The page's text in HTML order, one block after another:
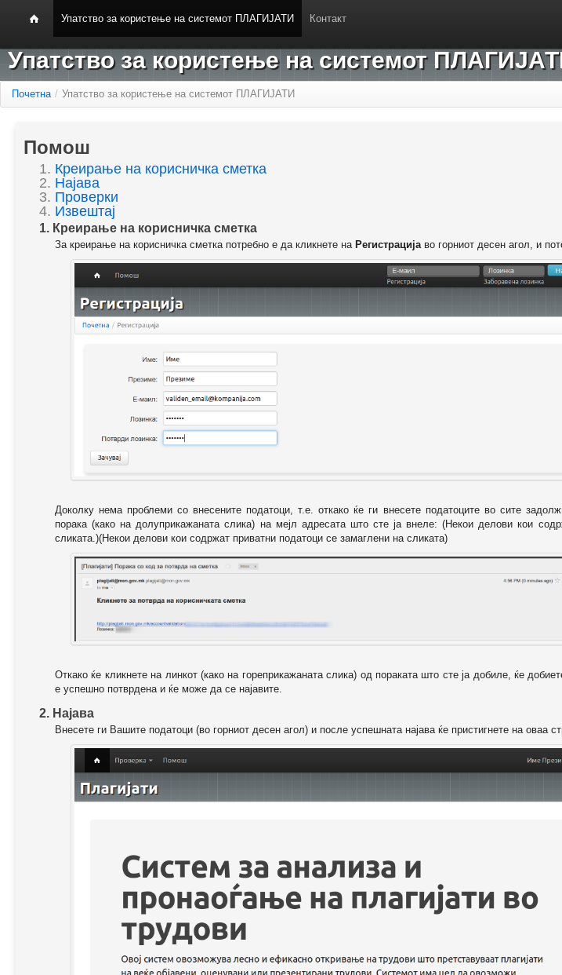
Упатство за користење на системот ПЛАГИЈАТИ Контакт
Упатство за користење на системот
Почетна / Упатство за користење на системот ПЛАГИЈАТИ
Помош
1. Креирање на корисничка сметка
2. Најава
3. Проверки
4. Извештај
1. Креирање на корисничка сметка
За креирање на корисничка сметка потребно е да кликнете на Регистрацијаво горниот десен агол, и
Доколку нема проблеми со внесените податоци, т.е. откако ќе ги внесете податоците во сите
порака (како на долуприкажаната слика) на мејл адресата што сте ја внеле: (Некои делови кои
сликата.)(Некои делови кои содржат приватни податоци се замаглени на сликата)
Откако ќе кликнете на линкот (како на гореприкажаната слика) од пораката што сте ја добиле, ќе
е успешно потврдена и ќе може да се најавите.
2. Најава
Внесете ги Вашите податоци (во горниот десен агол) и после успешната најава ќе пристигнете на оваа